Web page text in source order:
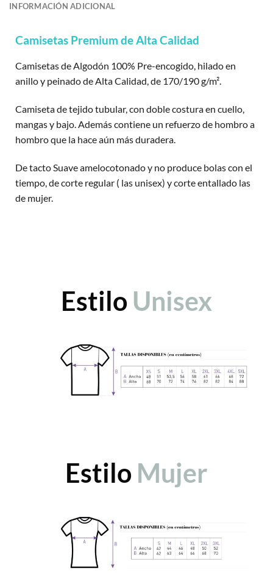
INFORMACIÓN ADICIONAL
Camisetas Premium de Alta Calidad
Camisetas de Algodón 100% Pre-encogido, hilado en
anillo y peinado de Alta Calidad, de 170/190 g/m².
Camiseta de tejido tubular, con doble costura en cuello,
mangas y bajo. Además contiene un refuerzo de hombro a
hombro que la hace aún más duradera.
De tacto Suave amelocotonado y no produce bolas con el
tiempo, de corte regular ( las unisex) y corte entallado las
de mujer.
Estilo Unisex
Estilo Mujer